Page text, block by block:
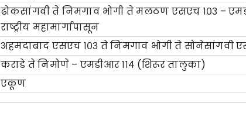
ढोकसांगवी ते निमगाव भोगी ते मलठण एसएच १०३ –
राष्ट्रीय महामार्गापासून
अहमदाबाद एसएच १०३ ते निमगाव भोगी ते सोनेसांगवी
कराडे ते निमोणे – एमडीआर ११४ (शिरूर तालुका)
एकूण